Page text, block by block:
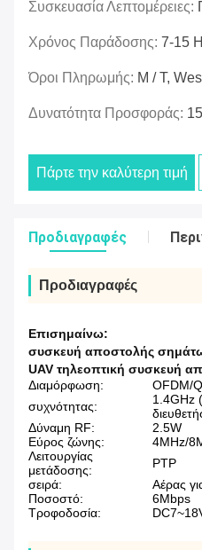
Συσκευασία Λεπτομέρειες:
Χρόνος Παράδοσης: 7-15
Όροι Πληρωμής: Μ / Τ,
Δυνατότητα Προσφοράς:
Πάρτε την καλύτερη τιμή
Προδιαγραφές
Προδιαγραφές
Επισημαίνω:
συσκευή αποστολής
UAV τηλεοπτική συσκευή
Διαμόρφωση:
OFDM/
συχνότητας:
1.4GHz
Δύναμη RF:
2.5W
Εύρος ζώνης:
4MHz/
Λειτουργίας
μετάδοσης:
PTP
σειρά:
Αέρας
Ποσοστό:
6Mbps
Τροφοδοσία: